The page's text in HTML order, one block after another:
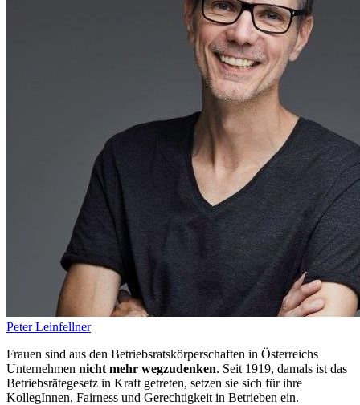
Peter Leinfellner
Frauen sind aus den Betriebsratskörperschaften in Österreichs
Unternehmen nicht mehr wegzudenken. Seit 1919, damals ist das
Betriebsrätegesetz in Kraft getreten, setzen sie sich für ihre
KollegInnen, Fairness und Gerechtigkeit in Betrieben ein.